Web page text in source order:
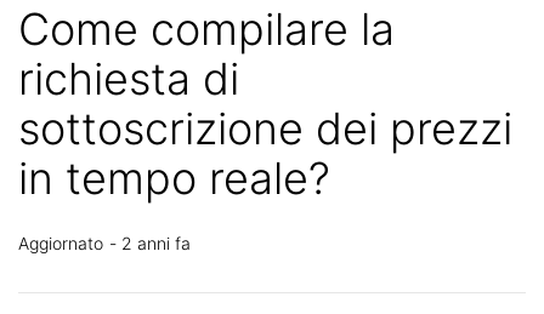
Come compilare la
richiesta di
sottoscrizione dei prezzi
in tempo reale?
Aggiornato 2 anni fa